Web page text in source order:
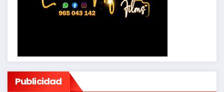
Publicidad